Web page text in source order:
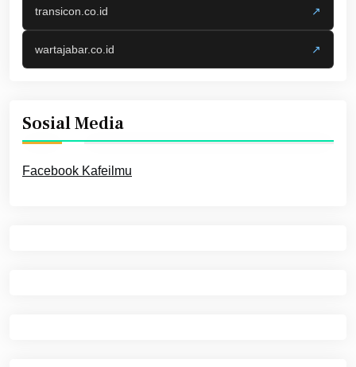
transicon.co.id ↗
wartajabar.co.id ↗
Sosial Media
Facebook Kafeilmu